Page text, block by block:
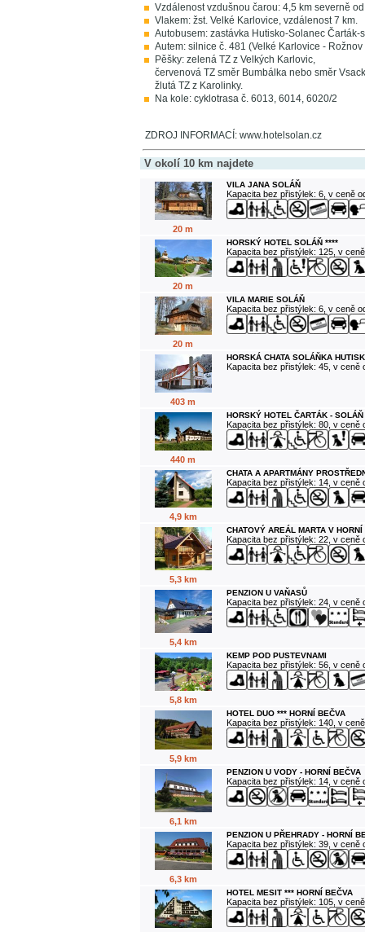
Vzdálenost vzdušnou čarou: 4,5 km severně
Vlakem: žst. Velké Karlovice, vzdálenost 7 km.
Autobusem: zastávka Hutisko-Solanec Čarták-
Autem: silnice č. 481 (Velké Karlovice -
Pěšky: zelená TZ z Velkých Karlovic,
červenová TZ směr Bumbálka nebo směr
žlutá TZ z Karolinky.
Na kole: cyklotrasa č. 6013, 6014, 6020/2
ZDROJ INFORMACÍ: www.hotelsolan.cz
V okolí 10 km najdete
20 m
VILA JANA SOLÁŇ
Kapacita bez přistýlek: 6, v ceně
20 m
HORSKÝ HOTEL SOLÁŇ ****
Kapacita bez přistýlek: 125, v
20 m
VILA MARIE SOLÁŇ
Kapacita bez přistýlek: 6, v ceně
403 m
HORSKÁ CHATA SOLÁŇKA
Kapacita bez přistýlek: 45, v ceně
440 m
HORSKÝ HOTEL ČARTÁK - SOLÁŇ
Kapacita bez přistýlek: 80, v ceně
4,9 km
CHATA A APARTMÁNY
Kapacita bez přistýlek: 14, v ceně
5,3 km
CHATOVÝ AREÁL MARTA V
Kapacita bez přistýlek: 22, v ceně
5,4 km
PENZION U VAŇASŮ
Kapacita bez přistýlek: 24, v ceně
5,8 km
KEMP POD PUSTEVNAMI
Kapacita bez přistýlek: 56, v ceně
5,9 km
HOTEL DUO *** HORNÍ BEČVA
Kapacita bez přistýlek: 140, v
6,1 km
PENZION U VODY - HORNÍ BEČVA
Kapacita bez přistýlek: 14, v ceně
6,3 km
PENZION U PŘEHRADY - HORNÍ
Kapacita bez přistýlek: 39, v ceně
HOTEL MESIT *** HORNÍ BEČVA
Kapacita bez přistýlek: 105, v